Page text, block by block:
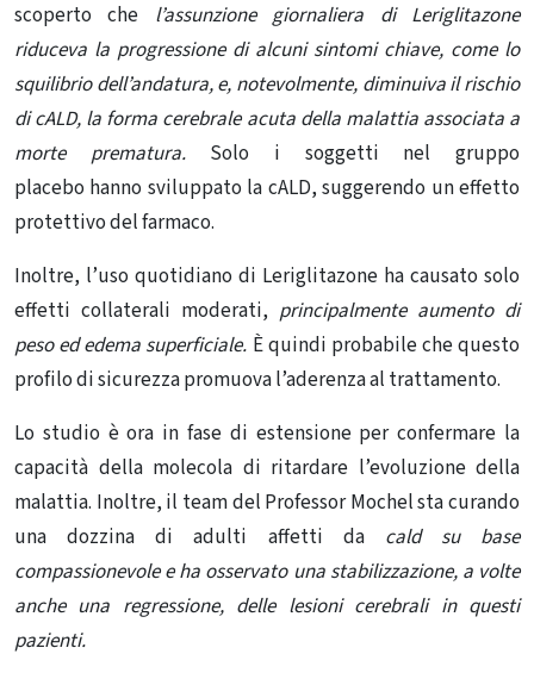
scoperto che l’assunzione giornaliera di Leriglitazone
riduceva la progressione di alcuni sintomi chiave, come lo
squilibrio dell’andatura, e, notevolmente, diminuiva il rischio
di cALD, la forma cerebrale acuta della malattia associata a
morte prematura.Solo i soggetti nelgruppo
placebo hanno sviluppato la cALD, suggerendo un effetto
protettivo del farmaco.
Inoltre, l’uso quotidiano di Leriglitazone ha causato solo
effetti collaterali moderati, principalmente aumento di
peso ed edema superficiale. È quindi probabile che questo
profilo di sicurezza promuova l’aderenza al trattamento.
Lo studio è ora in fase di estensione per confermare la
capacità della molecola di ritardare l’evoluzione della
malattia. Inoltre, il team del Professor Mochel sta curando
una dozzina di adulti affetti dacald su base
compassionevole e ha osservato una stabilizzazione, a volte
anche una regressione, delle lesioni cerebrali in questi
pazienti.